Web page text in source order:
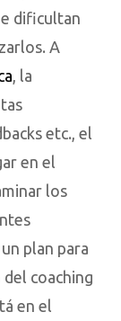
dificultan
A
, la
etc., el
en el
los
plan para
coaching
en el